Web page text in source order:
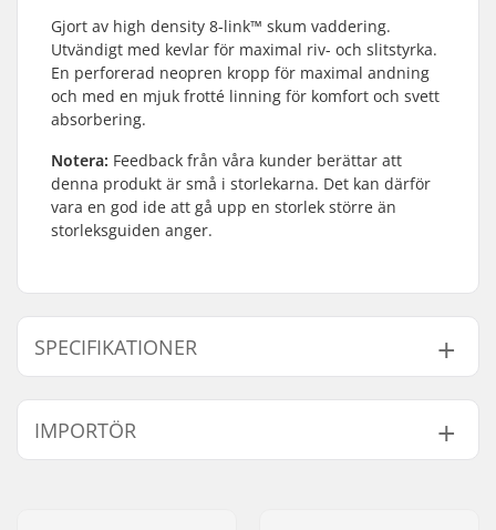
Gjort av high density 8-link™ skum vaddering.
Utvändigt med kevlar för maximal riv- och slitstyrka.
En perforerad neopren kropp för maximal andning
och med en mjuk frotté linning för komfort och svett
absorbering.
Notera: Feedback från våra kunder berättar att
denna produkt är små i storlekarna. Det kan därför
vara en god ide att gå upp en storlek större än
storleksguiden anger.
SPECIFIKATIONER
Skydd:
High density 8-link
IMPORTÖR